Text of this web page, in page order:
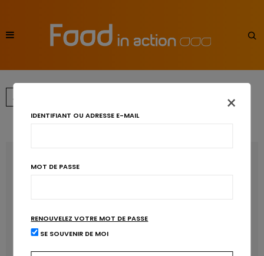
←
Manger sucré augmente-t-il l’attrait pour le sucré ?
×
IDENTIFIANT OU ADRESSE E-MAIL
MOT DE PASSE
RENOUVELEZ VOTRE MOT DE PASSE
SE SOUVENIR DE MOI